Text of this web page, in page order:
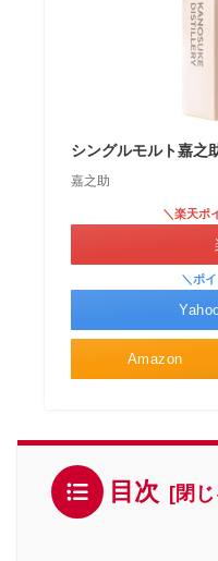
シングルモルト嘉之
嘉之助
Amazon
＼楽天ポ
＼ポ
目次